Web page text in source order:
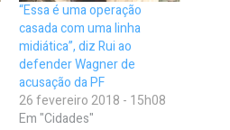
“Essa é uma operação
casada com uma linha
midiática”, diz Rui ao
defender Wagner de
acusação da PF
26 fevereiro 2018 - 15h08
Em "Cidades"